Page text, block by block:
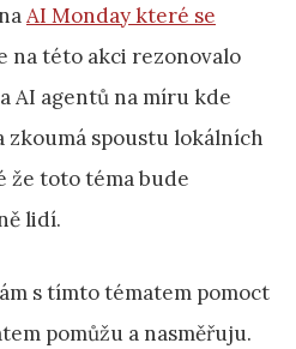
AI Monday které se
na této akci rezonovalo
AI agentů na míru kde
zkoumá spoustu lokálních
že toto téma bude
lidí.
s tímto tématem pomoct
pomůžu a nasměřuju.